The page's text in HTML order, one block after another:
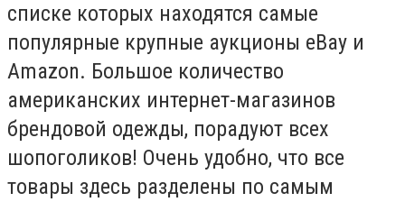
списке которых находятся самые
популярные крупные аукционы eBay и
Amazon. Большое количество
американских интернет-магазинов
брендовой одежды, порадуют всех
шопоголиков! Очень удобно, что все
товары здесь разделены по самым